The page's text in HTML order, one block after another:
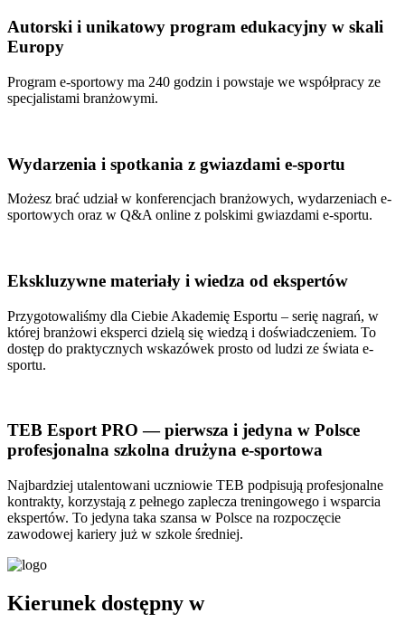
Autorski i unikatowy program edukacyjny w skali
Europy
Program e-sportowy ma 240 godzin i powstaje we współpracy ze
specjalistami branżowymi.
Wydarzenia i spotkania z gwiazdami e-sportu
Możesz brać udział w konferencjach branżowych, wydarzeniach e-
sportowych oraz w Q&A online z polskimi gwiazdami e-sportu.
Ekskluzywne materiały i wiedza od ekspertów
Przygotowaliśmy dla Ciebie Akademię Esportu – serię nagrań, w
której branżowi eksperci dzielą się wiedzą i doświadczeniem. To
dostęp do praktycznych wskazówek prosto od ludzi ze świata e-
sportu.
TEB Esport PRO — pierwsza i jedyna w Polsce
profesjonalna szkolna drużyna e-sportowa
Najbardziej utalentowani uczniowie TEB podpisują profesjonalne
kontrakty, korzystają z pełnego zaplecza treningowego i wsparcia
ekspertów. To jedyna taka szansa w Polsce na rozpoczęcie
zawodowej kariery już w szkole średniej.
Kierunek dostępny w